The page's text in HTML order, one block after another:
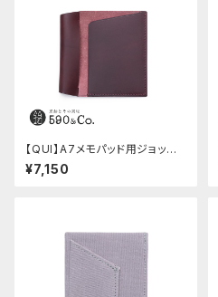
【QUI】A7メモパッド用ジョッタ
ー・ブッテーロ (ワイン)
¥7,150